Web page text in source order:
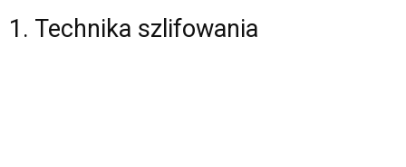
1. Technika szlifowania